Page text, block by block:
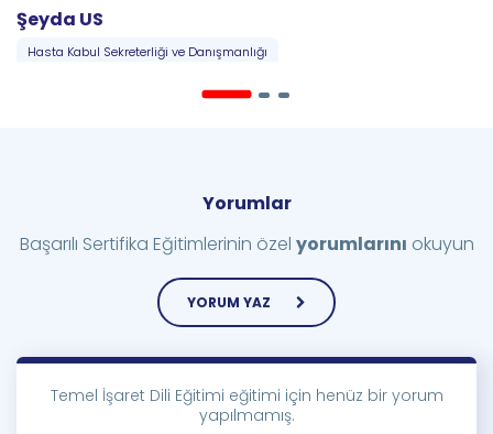
Şeyda US
Hasta Kabul Sekreterliği ve Danışmanlığı
Yorumlar
Başarılı Sertifika Eğitimlerinin özel yorumlarını okuyun
YORUM YAZ
Temel İşaret Dili Eğitimi eğitimi için henüz bir yorum
yapılmamış.